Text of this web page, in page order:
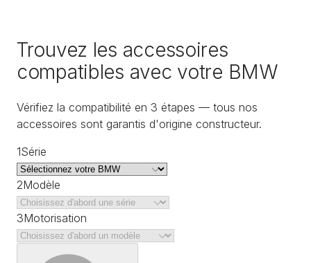
Trouvez les accessoires
compatibles avec votre BMW
Vérifiez la compatibilité en 3 étapes — tous nos
accessoires sont garantis d'origine constructeur.
1Série
2Modèle
3Motorisation